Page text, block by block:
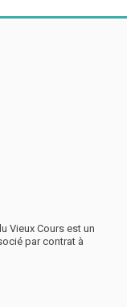
Vieux Cours est un
par contrat à